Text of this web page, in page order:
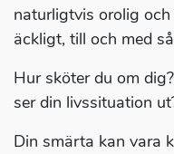
naturligtvis orolig
äckligt, till och med
Hur sköter du om
ser din livssituation
Din smärta kan vara